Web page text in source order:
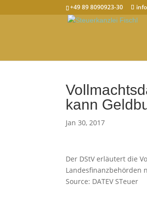
+49 89 8090923-30
kann
Jan 30, 2017
Der DStV erläutert die
Landesfinanzbehörden
Source: DATEV STeuer